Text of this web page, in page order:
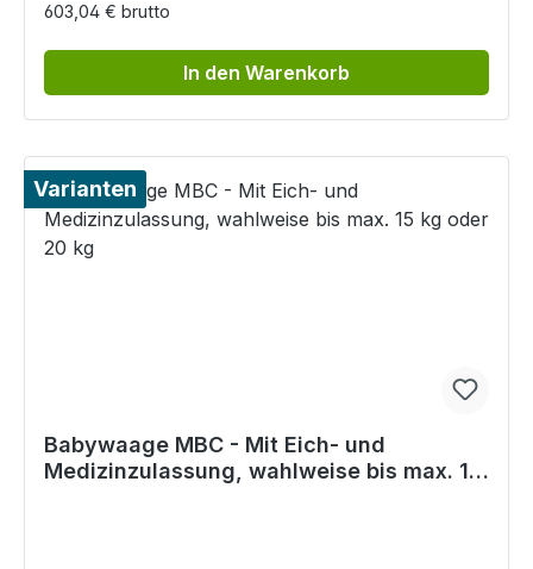
603,04 € brutto
In den Warenkorb
Varianten
Babywaage MBC - Mit Eich- und
Medizinzulassung, wahlweise bis max. 15